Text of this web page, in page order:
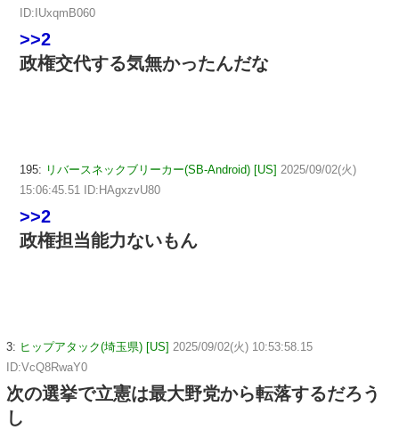
ID:IUxqmB060
>>2
政権交代する気無かったんだな
195: リバースネックブリーカー(SB-Android) [US] 2025/09/02(火)
15:06:45.51 ID:HAgxzvU80
>>2
政権担当能力ないもん
3: ヒップアタック(埼玉県) [US] 2025/09/02(火) 10:53:58.15
ID:VcQ8RwaY0
次の選挙で立憲は最大野党から転落するだろう
し